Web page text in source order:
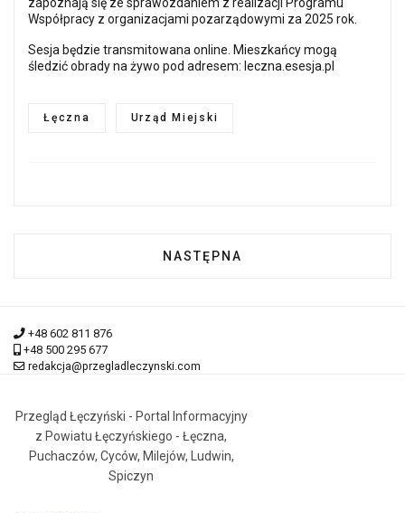
zapoznają się ze sprawozdaniem z realizacji Programu
Współpracy z organizacjami pozarządowymi za 2025 rok.
Sesja będzie transmitowana online. Mieszkańcy mogą
śledzić obrady na żywo pod adresem: leczna.esesja.pl
Łęczna Urząd Miejski
NASTĘPNA STRONA:
NASTĘPNA
+48 602 811 876
+48 500 295 677
redakcja@przegladleczynski.com
Przegląd Łęczyński - Portal Informacyjny
z Powiatu Łęczyńskiego - Łęczna,
Puchaczów, Cyców, Milejów, Ludwin,
Spiczyn